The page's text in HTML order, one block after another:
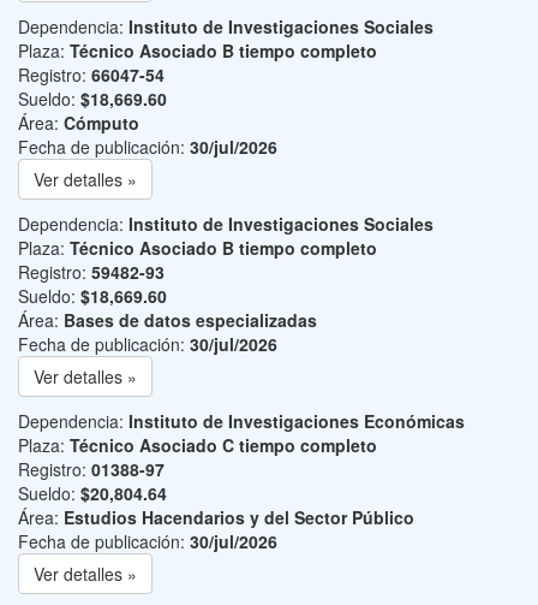
Dependencia: Instituto de Investigaciones Sociales
Plaza: Técnico Asociado B tiempo completo
Registro: 66047-54
Sueldo: $18,669.60
Área: Cómputo
Fecha de publicación: 30/jul/2026
Ver detalles »
Dependencia: Instituto de Investigaciones Sociales
Plaza: Técnico Asociado B tiempo completo
Registro: 59482-93
Sueldo: $18,669.60
Área: Bases de datos especializadas
Fecha de publicación: 30/jul/2026
Ver detalles »
Dependencia: Instituto de Investigaciones Económicas
Plaza: Técnico Asociado C tiempo completo
Registro: 01388-97
Sueldo: $20,804.64
Área: Estudios Hacendarios y del Sector Público
Fecha de publicación: 30/jul/2026
Ver detalles »